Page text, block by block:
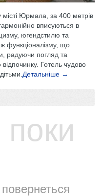
Юрмала, за 400 метрів
вписуються в
югендстилю та
функціоналізму, що
радуючи погляд та
Готель чудово
Детальніше →
поки